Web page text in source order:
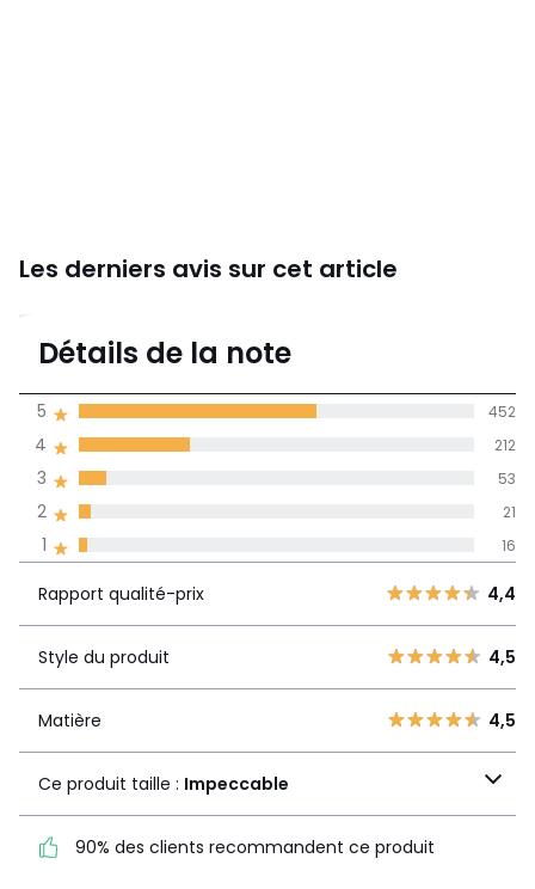
Les derniers avis sur cet article
4,4
moyenne des avis
dans toutes les
1 16
2
3 53
4
5 4,4
4,5
4,5
Impeccable
90% des clients
Détails de la note
1 16
2 21
3 53
4 212
5 452
Rapport qualité-prix 4,4
Style du produit 4,5
Matière 4,5
Ce produit taille : Impeccable
90% des clients recommandent ce produit